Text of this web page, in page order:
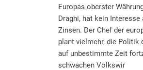
Europas oberster
Draghi, hat kein Interesse
Zinsen. Der Chef der
plant vielmehr, die Politik
auf unbestimmte Zeit
schwachen Volkswir